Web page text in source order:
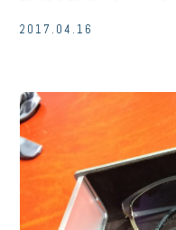
2017.04.16